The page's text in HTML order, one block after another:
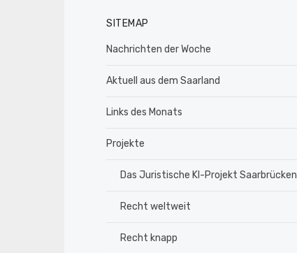
SITEMAP
Nachrichten der Woche
Aktuell aus dem Saarland
Links des Monats
Projekte
Das Juristische KI-Projekt Saarbrücken
Recht weltweit
Recht knapp